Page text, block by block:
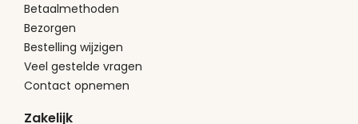
Betaalmethoden
Bezorgen
Bestelling wijzigen
Veel gestelde vragen
Contact opnemen
Zakelijk